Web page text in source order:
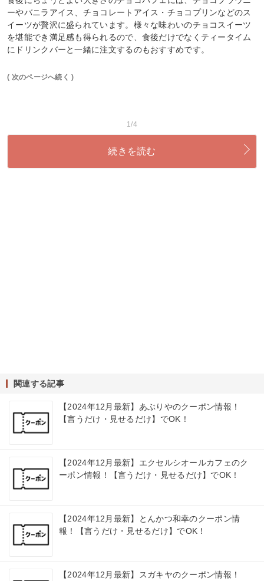
ーやバニラアイス、チョコレートアイス・チョコプリンなどのス
イーツが贅沢に盛られています。様々な味わいのチョコスイーツ
を堪能でき満足感も得られるので、食後だけでなくティータイム
にドリンクバーと一緒に注文するのもおすすめです。
( 次のページへ続く )
1/4
続きを読む
関連する記事
【2024年12月最新】あぶりやのクーポン情報！
【言うだけ・見せるだけ】でOK！
【2024年12月最新】エクセルシオールカフェのク
ーポン情報！【言うだけ・見せるだけ】でOK！
【2024年12月最新】とんかつ和幸のクーポン情
報！【言うだけ・見せるだけ】でOK！
【2024年12月最新】スガキヤのクーポン情報！